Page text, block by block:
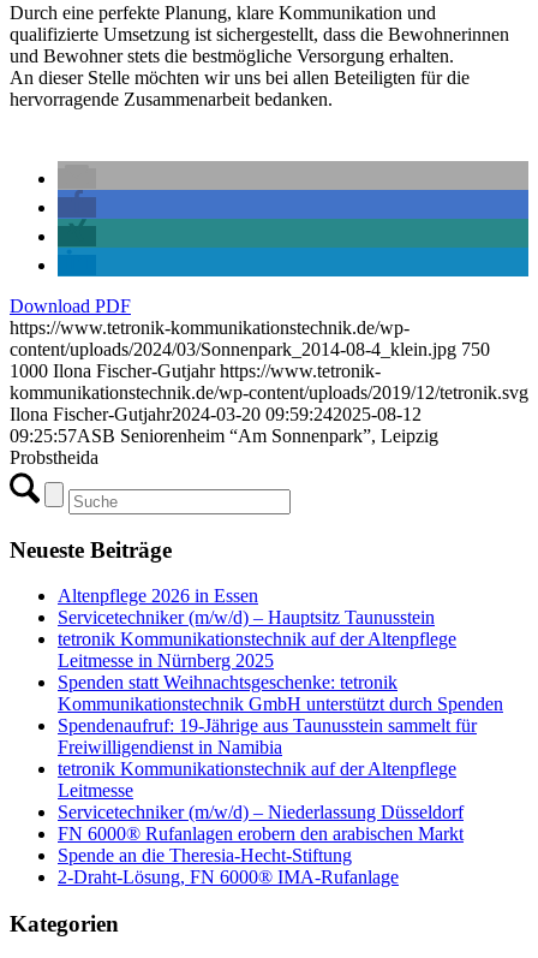
Durch eine perfekte Planung, klare Kommunikation und
qualifizierte Umsetzung ist sichergestellt, dass die Bewohnerinnen
und Bewohner stets die bestmögliche Versorgung erhalten.
An dieser Stelle möchten wir uns bei allen Beteiligten für die
hervorragende Zusammenarbeit bedanken.
Download PDF
https://www.tetronik-kommunikationstechnik.de/wp-
content/uploads/2024/03/Sonnenpark_2014-08-4_klein.jpg 750
1000 Ilona Fischer-Gutjahr https://www.tetronik-
kommunikationstechnik.de/wp-content/uploads/2019/12/tetronik.svg
Ilona Fischer-Gutjahr2024-03-20 09:59:242025-08-12
09:25:57ASB Seniorenheim “Am Sonnenpark”, Leipzig
Probstheida
Neueste Beiträge
Altenpflege 2026 in Essen
Servicetechniker (m/w/d) – Hauptsitz Taunusstein
tetronik Kommunikationstechnik auf der Altenpflege
Leitmesse in Nürnberg 2025
Spenden statt Weihnachtsgeschenke: tetronik
Kommunikationstechnik GmbH unterstützt durch Spenden
Spendenaufruf: 19-Jährige aus Taunusstein sammelt für
Freiwilligendienst in Namibia
tetronik Kommunikationstechnik auf der Altenpflege
Leitmesse
Servicetechniker (m/w/d) – Niederlassung Düsseldorf
FN 6000® Rufanlagen erobern den arabischen Markt
Spende an die Theresia-Hecht-Stiftung
2-Draht-Lösung, FN 6000® IMA-Rufanlage
Kategorien